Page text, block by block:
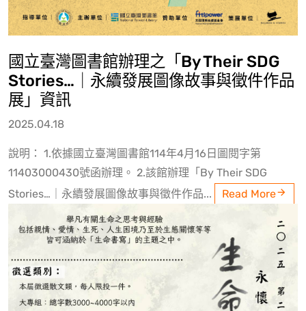
國立臺灣圖書館辦理之「By Their SDG
Stories…｜永續發展圖像故事與徵件作品
展」資訊
2025.04.18
說明： 1.依據國立臺灣圖書館114年4月16日圖閱字第
11403000430號函辦理。 2.該館辦理「By Their SDG
Stories…｜永續發展圖像故事與徵件作品...
Read More